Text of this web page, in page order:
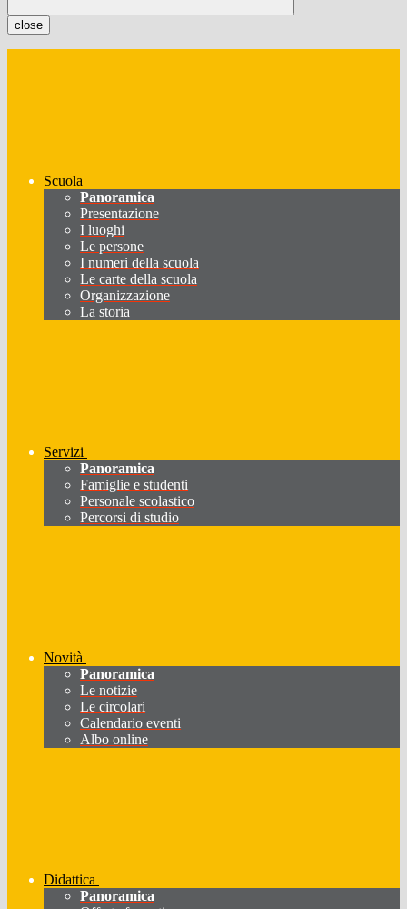
close
Scuola
Panoramica
Presentazione
I luoghi
Le persone
I numeri della scuola
Le carte della scuola
Organizzazione
La storia
Servizi
Panoramica
Famiglie e studenti
Personale scolastico
Percorsi di studio
Novità
Panoramica
Le notizie
Le circolari
Calendario eventi
Albo online
Didattica
Panoramica